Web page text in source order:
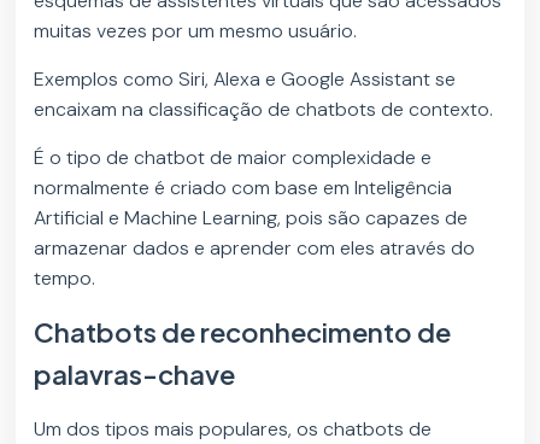
muitas vezes por um mesmo usuário.
Exemplos como Siri, Alexa e Google Assistant se
encaixam na classificação de chatbots de contexto.
É o tipo de chatbot de maior complexidade e
normalmente é criado com base em Inteligência
Artificial e Machine Learning, pois são capazes de
armazenar dados e aprender com eles através do
tempo.
Chatbots de reconhecimento de
palavras-chave
Um dos tipos mais populares, os chatbots de